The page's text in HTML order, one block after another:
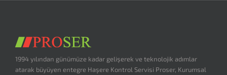
1994 yılından günümüze kadar gelişerek ve teknolojik adımlar
atarak büyüyen entegre Haşere Kontrol Servisi Proser, Kurumsal